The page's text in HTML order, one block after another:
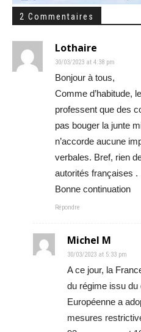
2 Commentaires
Lothaire
30/03/2023 at 4:38 pm
Bonjour à tous,
Comme d’habitude,
professent que des
pas bouger la junte
n’accorde aucune
verbales. Bref, rien
autorités françaises .
Bonne continuation
Répondre
Michel M
30/03/2023 at 5:33 pm
A ce jour, la
du régime issu du
Européenne a
mesures